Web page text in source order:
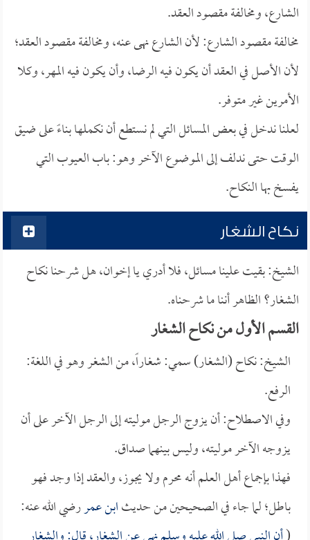
الشارع، ومخالفة مقصود العقد.
مخالفة مقصود الشارع: لأن الشارع نهى عنه، ومخالفة مقصود العقد؛
لأن الأصل في العقد أن يكون فيه الرضا، وأن يكون فيه المهر، وكلا
الأمرين غير متوفر.
لعلنا ندخل في بعض المسائل التي لم نستطع أن نكملها بناءً على ضيق
الوقت حتى ندلف إلى الموضوع الآخر وهو: باب العيوب التي
يفسخ بها النكاح.
نكاح الشغار
الشيخ: بقيت علينا مسائل، فلا أدري يا إخوان، هل شرحنا نكاح
الشغار؟ الظاهر أننا ما شرحناه.
القسم الأول من نكاح الشغار
الشيخ: نكاح (الشغار) سمي: شغاراً، من الشغر وهو في اللغة:
الرفع.
وفي الاصطلاح: أن يزوج الرجل موليته إلى الرجل الآخر على أن
يزوجه الآخر موليته، وليس بينهما صداق.
فهذا بإجماع أهل العلم أنه محرم ولا يجوز، والعقد إذا وجد فهو
باطل؛ لما جاء في الصحيحين من حديثابن عمررضي الله عنه: